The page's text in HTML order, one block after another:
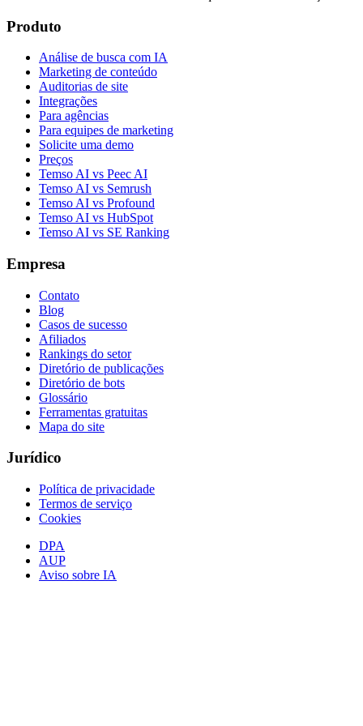
Produto
Análise de busca com IA
Marketing de conteúdo
Auditorias de site
Integrações
Para agências
Para equipes de marketing
Solicite uma demo
Preços
Temso AI vs Peec AI
Temso AI vs Semrush
Temso AI vs Profound
Temso AI vs HubSpot
Temso AI vs SE Ranking
Empresa
Contato
Blog
Casos de sucesso
Afiliados
Rankings do setor
Diretório de publicações
Diretório de bots
Glossário
Ferramentas gratuitas
Mapa do site
Jurídico
Política de privacidade
Termos de serviço
Cookies
DPA
AUP
Aviso sobre IA